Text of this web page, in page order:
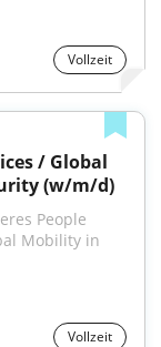
Vollzeit
/ Global
(w/m/d)
People
Vollzeit